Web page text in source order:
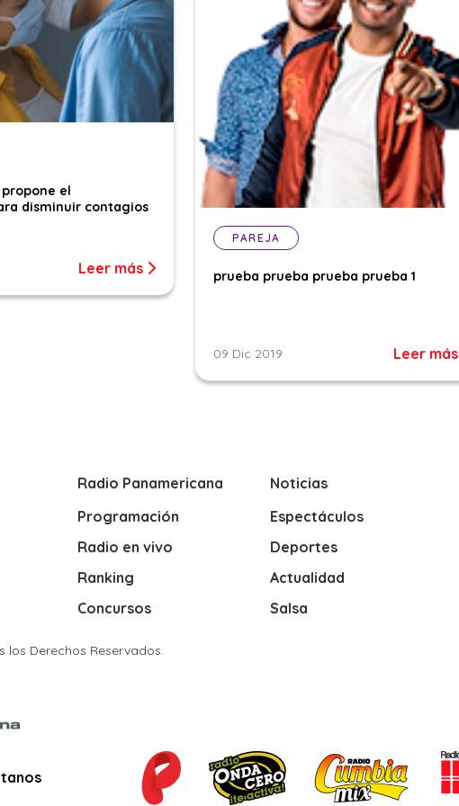
el
disminuir contagios
Leer más
PAREJA
prueba prueba prueba prueba 1
09 Dic 2019 Leer más
Radio Panamericana
Programación
Radio en vivo
Ranking
Concursos
Noticias
Espectáculos
Deportes
Actualidad
Salsa
los Derechos Reservados.